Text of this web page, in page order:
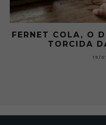
FERNET COLA, O
TORCIDA
19/